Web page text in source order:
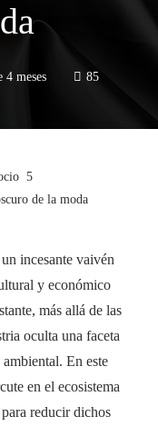
4 meses 85
de la moda
incesante vaivén
y económico
más allá de las
oculta una faceta
En este
en el ecosistema
reducir dichos